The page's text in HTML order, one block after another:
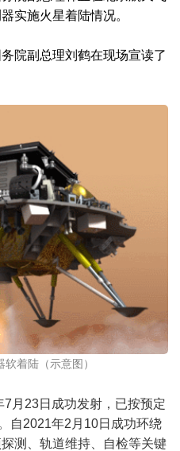
实施火星着陆情况。
院副总理刘鹤在现场宣读了
着陆（示意图）
月23日成功发射，已按预定
自2021年2月10日成功环绕
测、轨道维持、自检等关键